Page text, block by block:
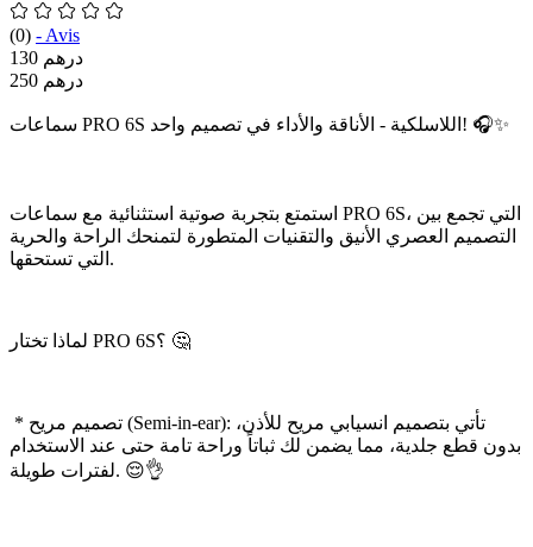
(0) - Avis
130 درهم
250 درهم
سماعات PRO 6S اللاسلكية - الأناقة والأداء في تصميم واحد! 🎧✨
استمتع بتجربة صوتية استثنائية مع سماعات PRO 6S، التي تجمع بين
التصميم العصري الأنيق والتقنيات المتطورة لتمنحك الراحة والحرية
التي تستحقها.
لماذا تختار PRO 6S؟ 🤔
* تصميم مريح (Semi-in-ear): تأتي بتصميم انسيابي مريح للأذن،
بدون قطع جلدية، مما يضمن لك ثباتاً وراحة تامة حتى عند الاستخدام
لفترات طويلة. 😌👌